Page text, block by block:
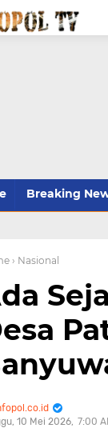
Breaking
› Nasional
10 Mei 2026 7:00